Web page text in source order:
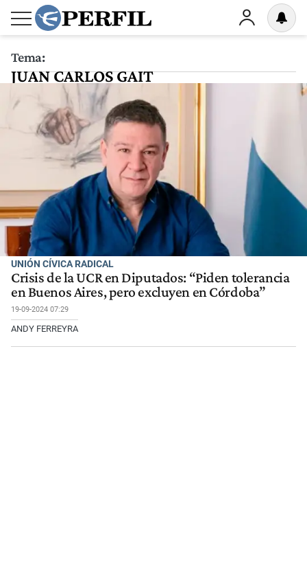
Tema:
JUAN CARLOS GAIT
UNIÓN CÍVICA RADICAL
Crisis de la UCR en Diputados: “Piden tolerancia
en Buenos Aires, pero excluyen en Córdoba”
19-09-2024 07:29
ANDY FERREYRA